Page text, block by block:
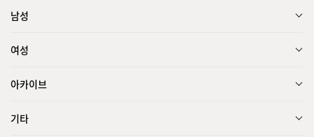
남성
여성
아카이브
기타